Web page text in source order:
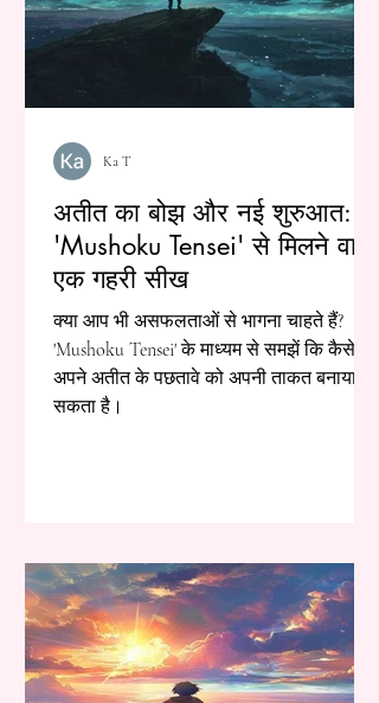
अतीत का बोझ और नई शुरुआत:
'Mushoku Tensei' से मिलने वाली
एक गहरी सीख
क्या आप भी असफलताओं से भागना चाहते हैं?
'Mushoku Tensei' के माध्यम से समझें कि कैसे
अपने अतीत के पछतावे को अपनी ताकत बनाया जा
सकता है।
Ka T